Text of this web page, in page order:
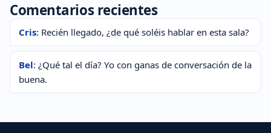
Comentarios recientes
Cris: Recién llegado, ¿de qué soléis hablar en esta sala?
Bel: ¿Qué tal el día? Yo con ganas de conversación de la
buena.